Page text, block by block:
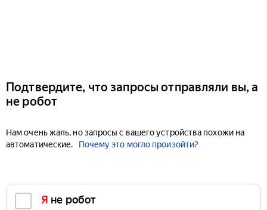
Подтвердите, что запросы отправляли вы, а
не робот
Нам очень жаль, но запросы с вашего устройства похожи на
автоматические.
Почему это могло произойти?
Я не робот